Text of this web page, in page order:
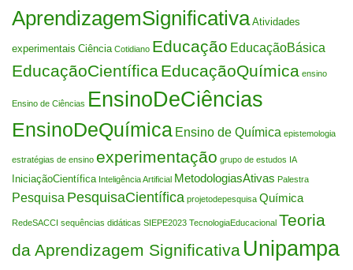
AprendizagemSignificativa Atividades
experimentais Ciência Cotidiano Educação EducaçãoBásica
EducaçãoCientíficaEducaçãoQuímica ensino
Ensino de Ciências EnsinoDeCiências
EnsinoDeQuímica Ensino de Química epistemologia
estratégias de ensino experimentação grupo de estudos IA
IniciaçãoCientífica Inteligência Artificial MetodologiasAtivas Palestra
Pesquisa PesquisaCientífica projetodepesquisa Química
RedeSACCI sequências didáticas SIEPE2023 TecnologiaEducacional Teoria
da Aprendizagem Significativa Unipampa